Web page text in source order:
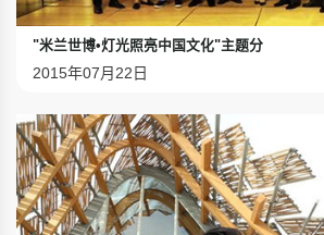
"米兰世博•灯光照亮中国文化"主题分
2015年07月22日